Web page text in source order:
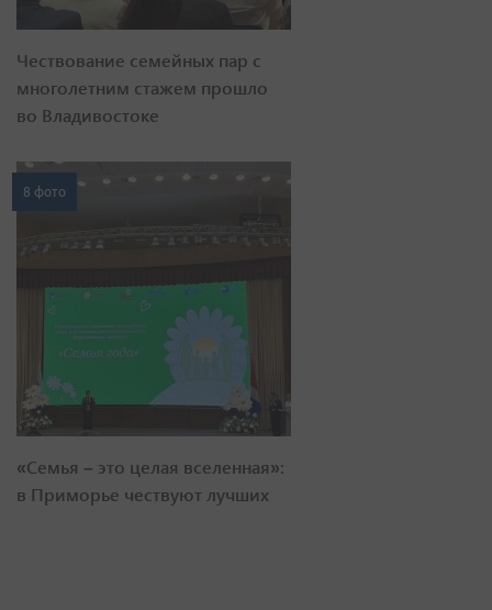
Чествование семейных пар с
многолетним стажем прошло
во Владивостоке
8 фото
«Семья – это целая вселенная»:
в Приморье чествуют лучших